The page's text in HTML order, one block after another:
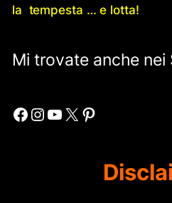
la tempesta … e lotta!
Mi trovate anche nei
Facebook Instagram YouTube X Pinterest